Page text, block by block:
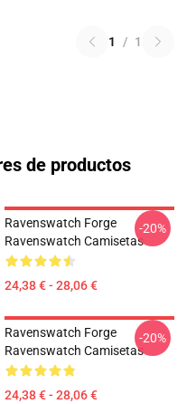
1 / 1
de productos
Ravenswatch Forge
Ravenswatch Camisetas
24,38 € - 28,06 €
-20%
Ravenswatch Forge
Ravenswatch Camisetas
24,38 € - 28,06 €
-20%